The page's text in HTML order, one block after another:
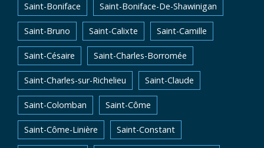
Saint-Boniface Saint-Boniface-De-Shawinigan
Saint-Bruno Saint-Calixte Saint-Camille
Saint-Césaire Saint-Charles-Borromée
Saint-Charles-sur-Richelieu Saint-Claude
Saint-Colomban Saint-Côme
Saint-Côme-Linière Saint-Constant